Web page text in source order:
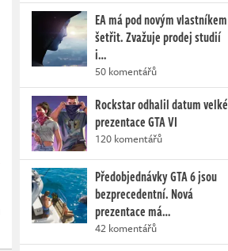
EA má pod novým vlastníkem
šetřit. Zvažuje prodej studií
i…
50 komentářů
Rockstar odhalil datum velké
prezentace GTA VI
120 komentářů
Předobjednávky GTA 6 jsou
bezprecedentní. Nová
prezentace má…
42 komentářů